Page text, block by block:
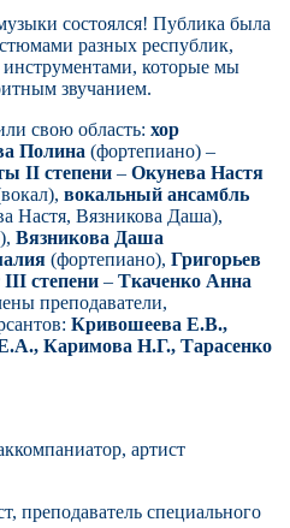
состоялся! Публика была
разных республик,
которые мы
звучанием.
свою область: хор
Полина (фортепиано) –
II степени – Окунева Настя
вокальный ансамбль
Настя, Вязникова Даша),
Вязникова Даша
(фортепиано), Григорьев
III степени – Ткаченко Анна
преподаватели,
Кривошеева Е.В.,
Каримова Н.Г., Тарасенко
артист
преподаватель специального